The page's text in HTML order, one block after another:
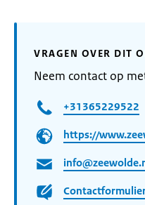
VRAGEN OVER DIT
Neem contact op
+31365229522
https://